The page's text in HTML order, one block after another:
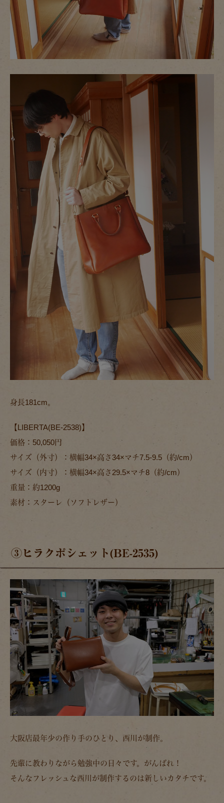
身長181cm。
【LIBERTA(BE-2538)】
価格：50,050円
サイズ（外寸）：横幅34×高さ34×マチ7.5-9.5（約/cm）
サイズ（内寸）：横幅34×高さ29.5×マチ8（約/cm）
重量：約1200g
素材：スターレ（ソフトレザー）
③ヒラクポシェット(BE-2535)
大阪店最年少の作り手のひとり、西川が制作。
先輩に教わりながら勉強中の日々です。がんばれ！
そんなフレッシュな西川が制作するのは新しいカタチです。